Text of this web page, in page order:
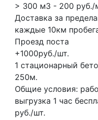
> 300 м3 - 200 руб./
Доставка за
каждые 10км
Проезд поста
+1000руб./шт.
1 стационарный
250м.
Общие условия:
выгрузка 1 час
руб./шт.